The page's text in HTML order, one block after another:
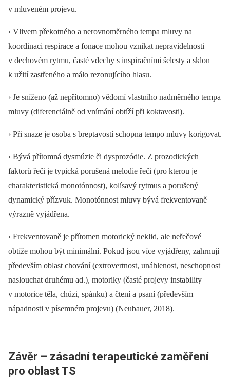
v mluveném projevu.
› Vlivem překotného a nerovnoměrného tempa mluvy na
koordinaci respirace a fonace mohou vznikat nepravidelnosti
v dechovém rytmu, časté vdechy s inspiračními šelesty a sklon
k užití zastřeného a málo rezonujícího hlasu.
› Je sníženo (až nepřítomno) vědomí vlastního nadměrného tempa
mluvy (diferenciálně od vnímání obtíží při koktavosti).
› Při snaze je osoba s breptavostí schopna tempo mluvy korigovat.
› Bývá přítomná dysmúzie či dysprozódie. Z prozodických
faktorů řeči je typická porušená melodie řeči (pro kterou je
charakteristická monotónnost), kolísavý rytmus a porušený
dynamický přízvuk. Monotónnost mluvy bývá frekventovaně
výrazně vyjádřena.
› Frekventovaně je přítomen motorický neklid, ale neřečové
obtíže mohou být minimální. Pokud jsou více vyjádřeny, zahrnují
především oblast chování (extrovertnost, unáhlenost, neschopnost
naslouchat druhému ad.), motoriky (časté projevy instability
v motorice těla, chůzi, spánku) a čtení a psaní (především
nápadnosti v písemném projevu) (Neubauer, 2018).
Závěr –⁠ zásadní terapeutické zaměření
pro oblast TS